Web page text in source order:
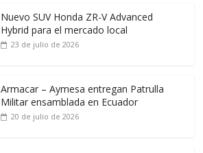
Nuevo SUV Honda ZR-V Advanced
Hybrid para el mercado local
23 de julio de 2026
Armacar – Aymesa entregan Patrulla
Militar ensamblada en Ecuador
20 de julio de 2026